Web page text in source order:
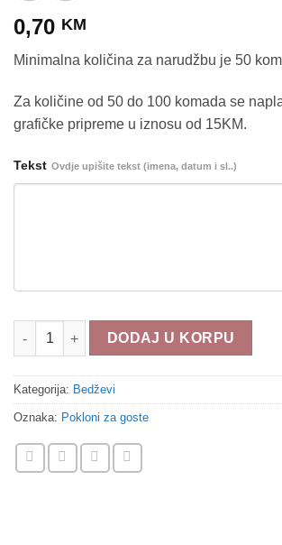
0,70 KM
Minimalna količina za narudžbu je 50
Za količine od 50 do 100 komada se
grafičke pripreme u iznosu od 15KM.
Tekst Ovdje upišite tekst (imena, datum i sl..)
Bedž b233 količina
DODAJ U KORPU
Kategorija: Bedževi
Oznaka: Pokloni za goste